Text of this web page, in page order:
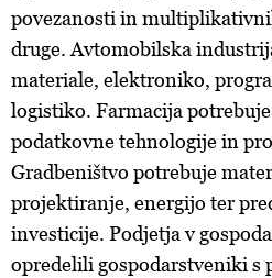
povezanosti in
druge. Avtomobilska
materiale, elektroniko,
logistiko. Farmacija
podatkovne tehnologije in
Gradbeništvo potrebuje
projektiranje, energijo ter
investicije. Podjetja v
opredelili gospodarstveniki s